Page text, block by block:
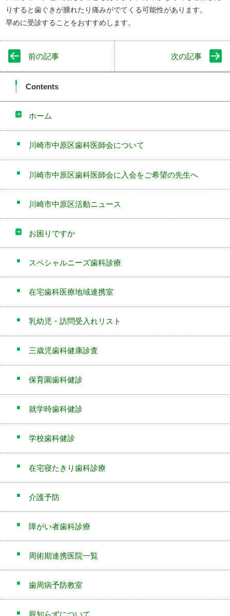
りすると歯ぐきが腫れたり痛みがでてくる可能性があります。
早めに受診することをおすすめします。
前の記事 次の記事
Contents
ホーム
川崎市中原区歯科医師会について
川崎市中原区歯科医師会に入会をご希望の先生へ
川崎市中原区活動ニュース
お困りですか
スペシャルニーズ歯科診療
在宅歯科医療地域連携室
乳幼児・訪問受入れリスト
三歳児歯科健康診査
保育園歯科健診
就学時歯科健診
学校歯科健診
在宅寝たきり歯科診療
介護予防
障がい者歯科診療
周術期連携医院一覧
歯周病予防教室
親知らずについて